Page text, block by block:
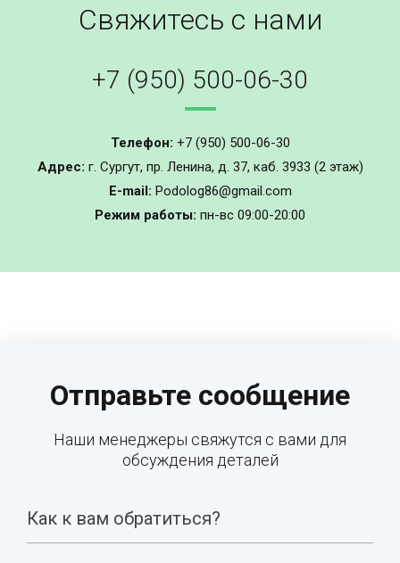
Свяжитесь с нами
+7 (950) 500-06-30
Телефон: +7 (950) 500-06-30
Адрес: г. Сургут, пр. Ленина, д. 37, ​каб. 3933 (2 этаж)
E-mail: Podolog86@gmail.com
Режим работы: пн-вс 09:00-20:00
Отправьте сообщение
Наши менеджеры свяжутся с вами для
обсуждения деталей